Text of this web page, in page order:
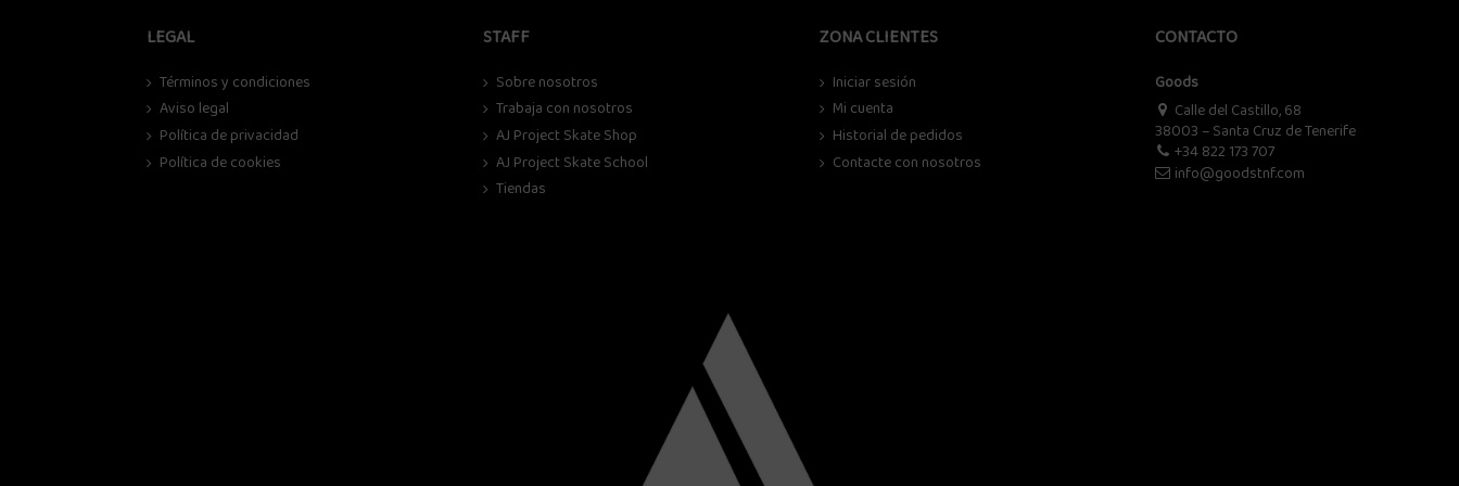
LEGAL
Términos y condiciones
Aviso legal
Política de privacidad
Política de cookies
STAFF
Sobre nosotros
Trabaja con nosotros
AJ Project Skate Shop
AJ Project Skate School
Tiendas
ZONA CLIENTES
Iniciar sesión
Mi cuenta
Historial de pedidos
Contacte con nosotros
CONTACTO
Goods
Calle del Castillo, 68
38003 – Santa Cruz de Tenerife
+34 822 173 707
info@goodstnf.com